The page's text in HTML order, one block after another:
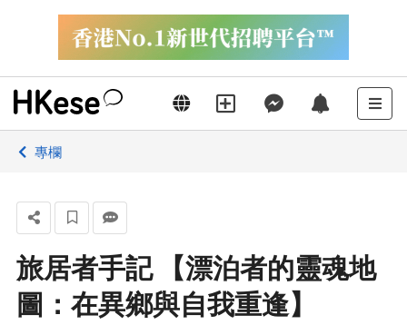
專欄
旅居者手記 【漂泊者的靈魂地
圖：在異鄉與自我重逢】